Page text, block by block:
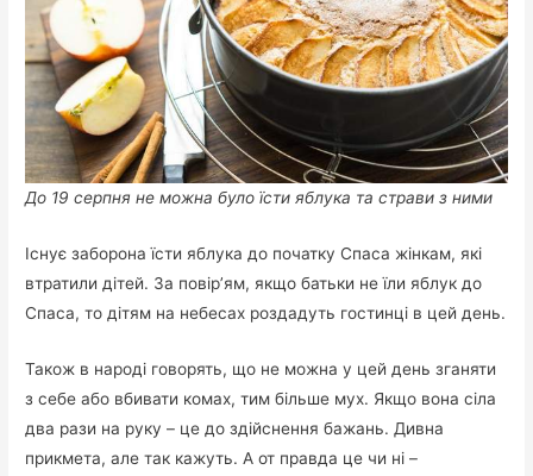
До 19 серпня не можна було їсти яблука та страви з ними
Існує заборона їсти яблука до початку Спаса жінкам, які
втратили дітей. За повір’ям, якщо батьки не їли яблук до
Спаса, то дітям на небесах роздадуть гостинці в цей день.
Також в народі говорять, що не можна у цей день зганяти
з себе або вбивати комах, тим більше мух. Якщо вона сіла
два рази на руку – це до здійснення бажань. Дивна
прикмета, але так кажуть. А от правда це чи ні –